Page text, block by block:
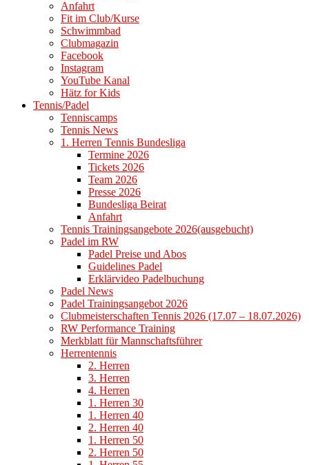
Anfahrt
Fit im Club/Kurse
Schwimmbad
Clubmagazin
Facebook
Instagram
YouTube Kanal
Hätz for Kids
Tennis/Padel
Tenniscamps
Tennis News
1. Herren Tennis Bundesliga
Termine 2026
Tickets 2026
Team 2026
Presse 2026
Bundesliga Beirat
Anfahrt
Tennis Trainingsangebote 2026(ausgebucht)
Padel im RW
Padel Preise und Abos
Guidelines Padel
Erklärvideo Padelbuchung
Padel News
Padel Trainingsangebot 2026
Clubmeisterschaften Tennis 2026 (17.07 – 18.07.2026)
RW Performance Training
Merkblatt für Mannschaftsführer
Herrentennis
2. Herren
3. Herren
4. Herren
1. Herren 30
1. Herren 40
2. Herren 40
1. Herren 50
2. Herren 50